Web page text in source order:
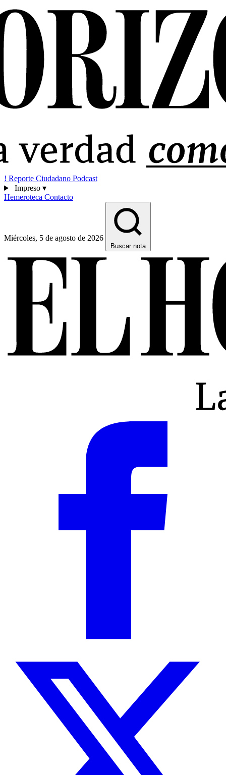
! Reporte Ciudadano Podcast
Impreso ▾
Hemeroteca Contacto
Miércoles, 5 de agosto de 2026
Buscar nota